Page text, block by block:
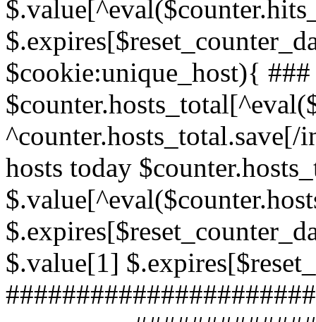
$cookie:unique_host){ ###
hosts today
$.value[1]